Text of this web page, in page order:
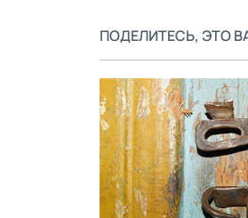
ПОДЕЛИТЕСЬ, ЭТО